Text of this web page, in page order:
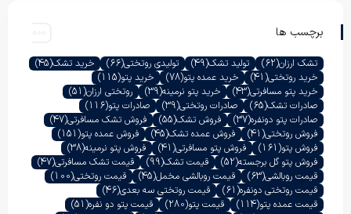
برچسب ها
تشک ارزان(62) تولید تشک(49) تولیدی روتختی(66) خرید تشک(45)
خرید روتختی(41) خرید عمده پتو(78) خرید پتو(115)
خرید پتو مسافرتی(43) خرید پتو نرمینه(39) روتختی ارزان(51)
صادرات تشک(65) صادرات روتختی(39) صادرات پتو(116)
صادرات پتو دونفره(37) فروش تشک(55) فروش تشک مسافرتی(47)
فروش روتختی(41) فروش عمده تشک(45) فروش عمده پتو(151)
فروش پتو(161) فروش پتو مسافرتی(41) فروش پتو نرمینه(38)
فروش پتو گل برجسته(52) قیمت تشک(99) قیمت تشک مسافرتی(47)
قیمت روبالشی(63) قیمت روبالشی مخمل(45) قیمت روتختی(100)
قیمت روتختی دونفره(61) قیمت روتختی سه بعدی(46)
قیمت عمده پتو(114) قیمت پتو(280) قیمت پتو دو نفره(51)